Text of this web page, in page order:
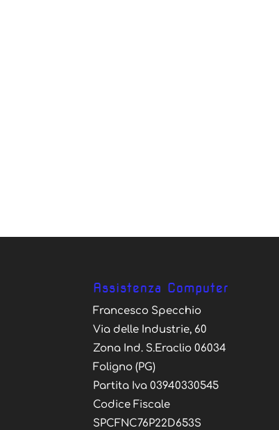
Assistenza Computer
Francesco Specchio
Via delle Industrie, 60
Zona Ind. S.Eraclio 06034
Foligno (PG)
Partita Iva 03940330545
Codice Fiscale
SPCFNC76P22D653S